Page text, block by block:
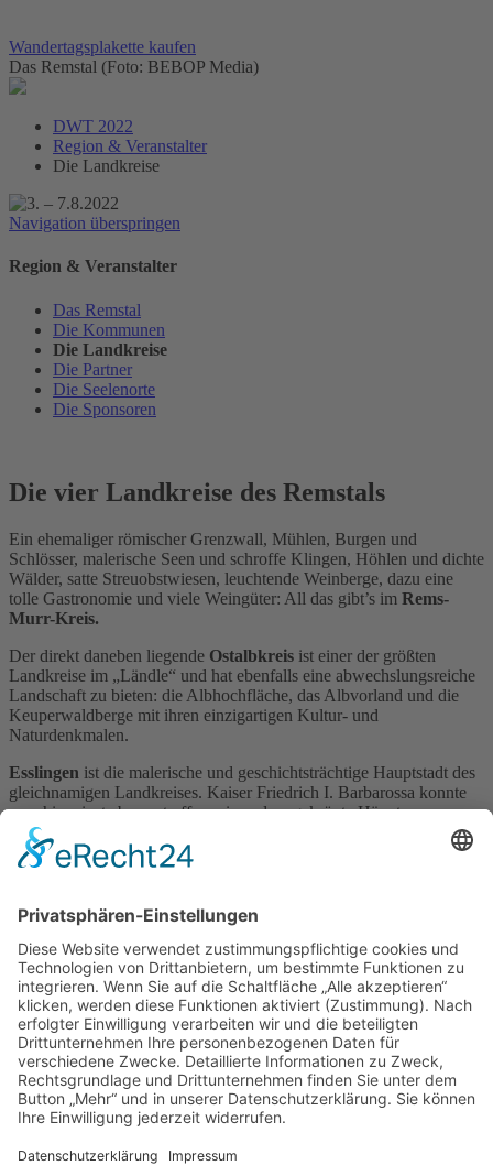
Wandertagsplakette kaufen
Das Remstal (Foto: BEBOP Media)
DWT 2022
Region & Veranstalter
Die Landkreise
Navigation überspringen
Region & Veranstalter
Das Remstal
Die Kommunen
Die Landkreise
Die Partner
Die Seelenorte
Die Sponsoren
Die vier Landkreise des Remstals
Ein ehemaliger römischer Grenzwall, Mühlen, Burgen und
Schlösser, malerische Seen und schroffe Klingen, Höhlen und dichte
Wälder, satte Streuobstwiesen, leuchtende Weinberge, dazu eine
tolle Gastronomie und viele Weingüter: All das gibt’s im Rems-
Murr-Kreis.
Der direkt daneben liegende Ostalbkreis ist einer der größten
Landkreise im „Ländle“ und hat ebenfalls eine abwechslungsreiche
Landschaft zu bieten: die Albhochfläche, das Albvorland und die
Keuperwaldberge mit ihren einzigartigen Kultur- und
Naturdenkmalen.
Esslingen ist die malerische und geschichtsträchtige Hauptstadt des
gleichnamigen Landkreises. Kaiser Friedrich I. Barbarossa konnte
man hier einst ebenso treffen wie andere gekrönte Häupter.
Und eines der berühmtesten Schlösser steht in
: das
Residenzschloss mit seinem Park Blühendes Barock.
Viel zu entdecken gibt es auch in den Landkreisen Böblingen und
Göppingen rund um Stuttgart. Viele Ideen zu den Themen Wandern,
Radeln und Genuss finden Sie unterwww.aktiv-region-stuttgart.de